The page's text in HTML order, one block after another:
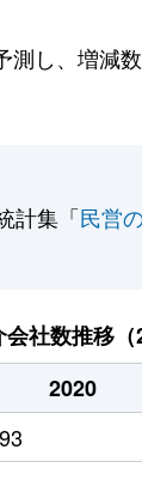
し、増減
計集「民営
社数推移（
2020